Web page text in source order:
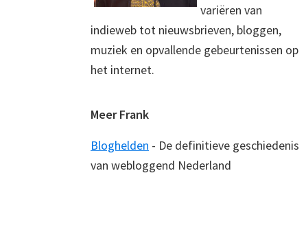
variëren van
indieweb tot nieuwsbrieven, bloggen,
muziek en opvallende gebeurtenissen op
het internet.
Meer Frank
Bloghelden - De definitieve geschiedenis
van webloggend Nederland